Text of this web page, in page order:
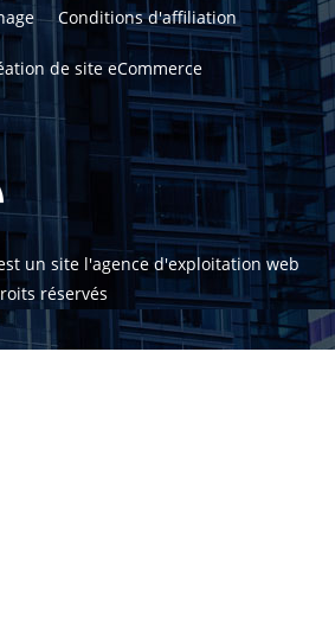
Conditions d'affiliation
de site eCommerce
un site l'agence d'exploitation web
réservés